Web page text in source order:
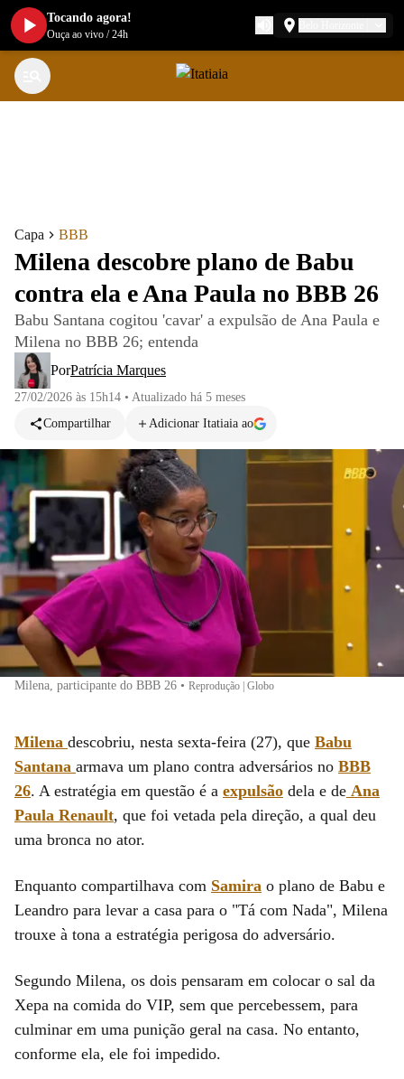
Capa BBB
Milena descobre plano de Babu
contra ela e Ana Paula no BBB 26
Babu Santana cogitou 'cavar' a expulsão de Ana Paula e
Milena no BBB 26; entenda
PorPatrícia Marques
27/02/2026 às 15h14 • Atualizado há 5 meses
Compartilhar
Adicionar Itatiaia ao
Milena, participante do BBB 26 • Reprodução | Globo
Milena descobriu, nesta sexta-feira (27), que Babu
Santana armava um plano contra adversários no BBB
26. A estratégia em questão é a expulsão dela e de Ana
Paula Renault, que foi vetada pela direção, a qual deu
uma bronca no ator.
Enquanto compartilhava com Samira o plano de Babu e
Leandro para levar a casa para o "Tá com Nada", Milena
trouxe à tona a estratégia perigosa do adversário.
Segundo Milena, os dois pensaram em colocar o sal da
Xepa na comida do VIP, sem que percebessem, para
culminar em uma punição geral na casa. No entanto,
conforme ela, ele foi impedido.
Tocando agora!
Ouça ao vivo /24h